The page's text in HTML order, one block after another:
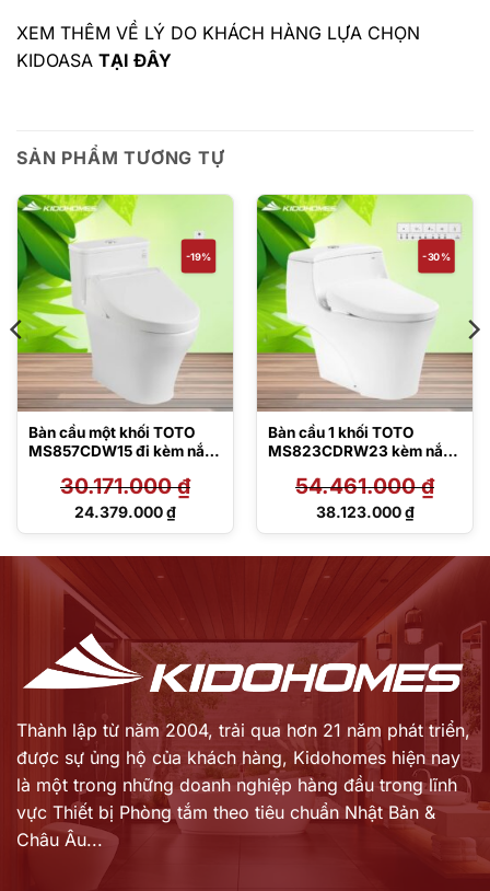
XEM THÊM VỀ LÝ DO KHÁCH HÀNG LỰA CHỌN
KIDOASA TẠI ĐÂY
SẢN PHẨM TƯƠNG TỰ
-19%
Bàn cầu một khối TOTO
MS857CDW15 đi kèm nắp
TCF24460AAA
30.171.000₫
Giá
24.379.000₫
Giá
-30%
Bàn cầu 1 khối TOTO
MS823CDRW23 kèm nắp
54.461.000₫
Giá
54.461.000 ₫.
38.123.000₫
Giá
38.123.000 ₫.
Thành lập từ năm 2004, trải qua hơn 21 năm phát triển,
được sự ủng hộ của khách hàng, Kidohomes hiện nay
là một trong những doanh nghiệp hàng đầu trong lĩnh
vực Thiết bị Phòng tắm theo tiêu chuẩn Nhật Bản &
Châu Âu...